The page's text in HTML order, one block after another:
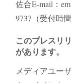
佐合E-mail：
9737（受付時
このプレスリ
があります。
メディアユー